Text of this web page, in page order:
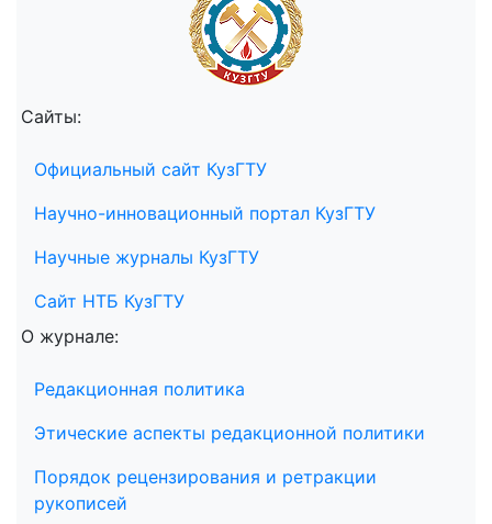
Сайты:
Официальный сайт КузГТУ
Научно-инновационный портал КузГТУ
Научные журналы КузГТУ
Сайт НТБ КузГТУ
О журнале:
Редакционная политика
Этические аспекты редакционной политики
Порядок рецензирования и ретракции
рукописей